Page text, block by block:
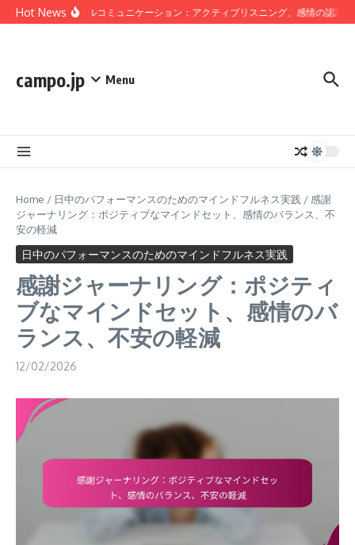
Skip to content
Hot News
マインドフルコミュニケーション：アクティブリスニング、感情の認識、関
campo.jp Menu
Home / 日中のパフォーマンスのためのマインドフルネス実践 / 感謝
ジャーナリング：ポジティブなマインドセット、感情のバランス、不
安の軽減
日中のパフォーマンスのためのマインドフルネス実践
感謝ジャーナリング：ポジティ
ブなマインドセット、感情のバ
ランス、不安の軽減
12/02/2026